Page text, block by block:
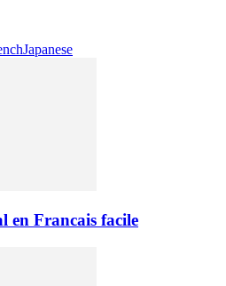
Japanese
en Francais facile